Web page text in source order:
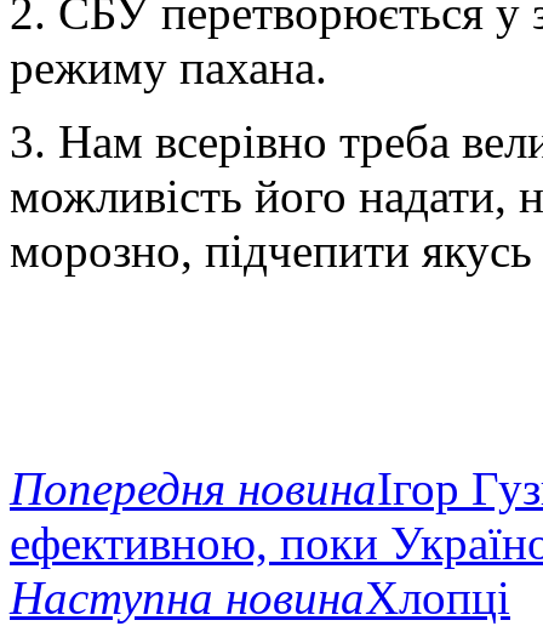
2. СБУ перетворюється у
режиму пахана.
3. Нам всерівно треба
можливість його надати,
морозно, підчепити
Попередня новинаІгор
ефективною, поки
Наступна новинаХлопці